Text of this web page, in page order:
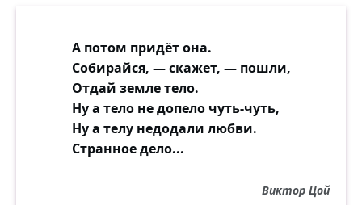
А потом придёт она.
Собирайся, — скажет, — пошли,
Отдай земле тело.
Ну а тело не допело чуть-чуть,
Ну а телу недодали любви.
Странное дело...
Виктор Цой